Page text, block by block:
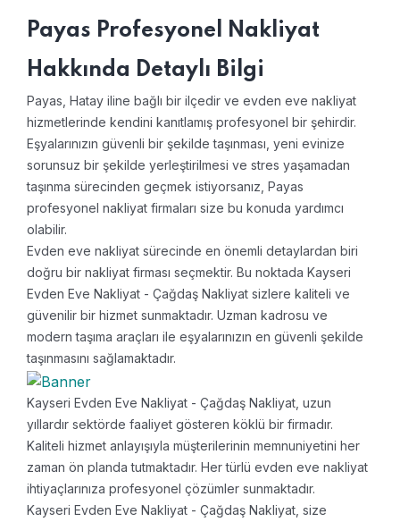
Payas Profesyonel Nakliyat
Hakkında Detaylı Bilgi
Payas, Hatay iline bağlı bir ilçedir ve evden eve nakliyat
hizmetlerinde kendini kanıtlamış profesyonel bir şehirdir.
Eşyalarınızın güvenli bir şekilde taşınması, yeni evinize
sorunsuz bir şekilde yerleştirilmesi ve stres yaşamadan
taşınma sürecinden geçmek istiyorsanız, Payas
profesyonel nakliyat firmaları size bu konuda yardımcı
olabilir.
Evden eve nakliyat sürecinde en önemli detaylardan biri
doğru bir nakliyat firması seçmektir. Bu noktada Kayseri
Evden Eve Nakliyat - Çağdaş Nakliyat sizlere kaliteli ve
güvenilir bir hizmet sunmaktadır. Uzman kadrosu ve
modern taşıma araçları ile eşyalarınızın en güvenli şekilde
taşınmasını sağlamaktadır.
Kayseri Evden Eve Nakliyat - Çağdaş Nakliyat, uzun
yıllardır sektörde faaliyet gösteren köklü bir firmadır.
Kaliteli hizmet anlayışıyla müşterilerinin memnuniyetini her
zaman ön planda tutmaktadır. Her türlü evden eve nakliyat
ihtiyaçlarınıza profesyonel çözümler sunmaktadır.
Kayseri Evden Eve Nakliyat - Çağdaş Nakliyat, size